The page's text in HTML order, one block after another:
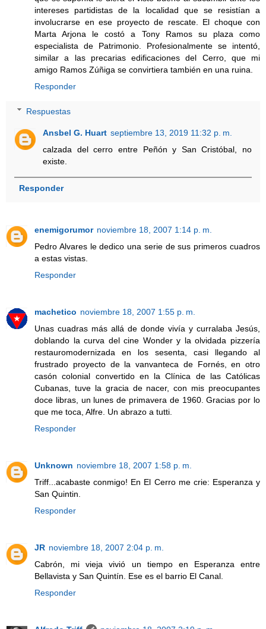
intereses partidistas de la localidad que se resistían a
involucrarse en ese proyecto de rescate. El choque con
Marta Arjona le costó a Tony Ramos su plaza como
especialista de Patrimonio. Profesionalmente se intentó,
similar a las precarias edificaciones del Cerro, que mi
amigo Ramos Zúñiga se convirtiera también en una ruina.
Responder
Respuestas
Ansbel G. Huart septiembre 13, 2019 11:32 p. m.
calzada del cerro entre Peñón y San Cristóbal, no
existe.
Responder
enemigorumor noviembre 18, 2007 1:14 p. m.
Pedro Alvares le dedico una serie de sus primeros cuadros
a estas vistas.
Responder
machetico noviembre 18, 2007 1:55 p. m.
Unas cuadras más allá de donde vivía y curralaba Jesús,
doblando la curva del cine Wonder y la olvidada pizzería
restauromodernizada en los sesenta, casi llegando al
frustrado proyecto de la vanvanteca de Fornés, en otro
casón colonial convertido en la Clínica de las Católicas
Cubanas, tuve la gracia de nacer, con mis preocupantes
doce libras, un lunes de primavera de 1960. Gracias por lo
que me toca, Alfre. Un abrazo a tutti.
Responder
Unknown noviembre 18, 2007 1:58 p. m.
Triff...acabaste conmigo! En El Cerro me crie: Esperanza y
San Quintin.
Responder
JR noviembre 18, 2007 2:04 p. m.
Cabrón, mi vieja vivió un tiempo en Esperanza entre
Bellavista y San Quintín. Ese es el barrio El Canal.
Responder